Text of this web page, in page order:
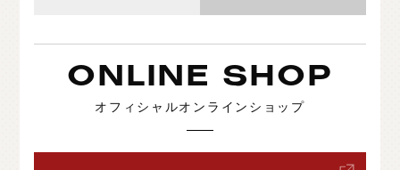
ONLINE SHOP
オフィシャルオンラインショップ